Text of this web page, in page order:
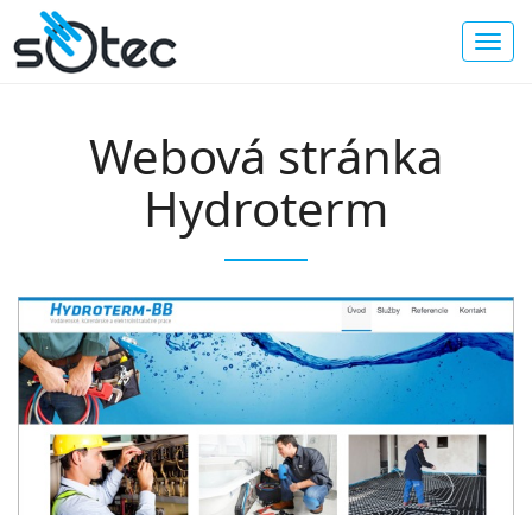
Webová stránka
Hydroterm